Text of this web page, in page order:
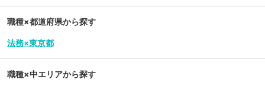
職種×都道府県から探す
法務×東京都
職種×中エリアから探す